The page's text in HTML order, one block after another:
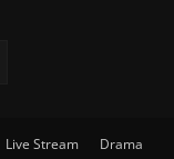
Live Stream Drama